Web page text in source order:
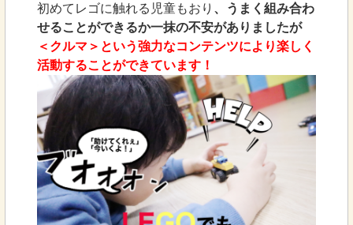
初めてレゴに触れる児童もおり 、うまく組み合わ
せることができるか一抹の不安がありましたが
＜クルマ＞という強力なコンテンツにより楽しく
活動することができています！